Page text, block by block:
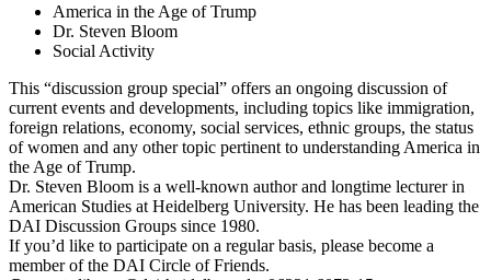
America in the Age of Trump
Dr. Steven Bloom
Social Activity
This “discussion group special” offers an ongoing discussion of
current events and developments, including topics like immigration,
foreign relations, economy, social services, ethnic groups, the status
of women and any other topic pertinent to understanding America in
the Age of Trump.
Dr. Steven Bloom is a well-known author and longtime lecturer in
American Studies at Heidelberg University. He has been leading the
DAI Discussion Groups since 1980.
If you’d like to participate on a regular basis, please become a
member of the DAI Circle of Friends.